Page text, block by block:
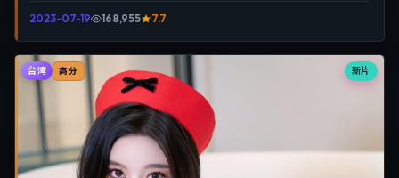
2023-07-19 168,955 7.7
新片
台湾 高分